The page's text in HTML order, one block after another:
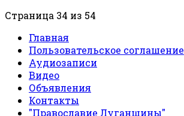
Страница 34 из 54
Главная
Пользовательское соглашение
Аудиозаписи
Видео
Объявления
Контакты
"Православие Луганщины"